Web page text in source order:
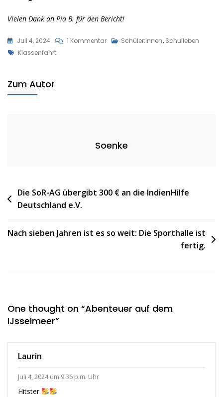
Vielen Dank an Pia B. für den Bericht!
Juli 4, 2024 1 KommentarZu
Schüler:innen, Schulleben
Tags
Klassenfahrt
Zum Autor
Soenke
Beitragsnavigation
Die SoR-AG übergibt 300 € an die IndienHilfe
Deutschland e.V.
Nach sieben Jahren ist es so weit: Die Sporthalle ist
fertig.
One thought on “Abenteuer auf dem
IJsselmeer”
Laurin
Juli 4, 2024 um 9:36 p.m. Uhr
Hitster